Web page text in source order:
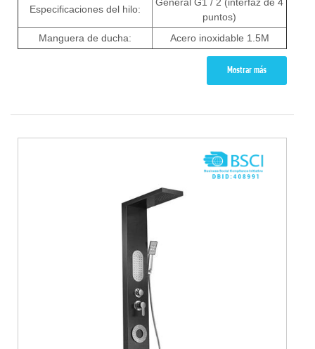
Especificaciones del hilo:
puntos)
Manguera de ducha:
Acero inoxidable 1.5M
Mostrar más